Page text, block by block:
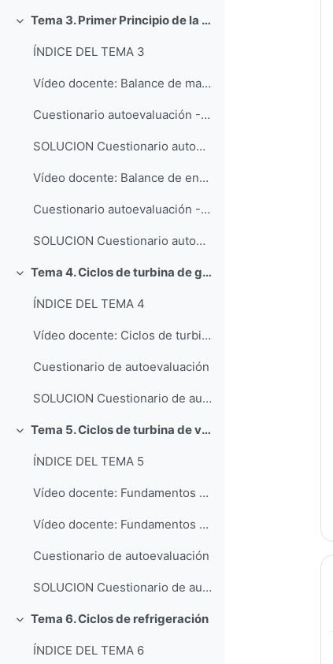
Colapsar Tema 3. Primer Principio de la Termodinámica aplicado a sistemas abiertos
ÍNDICE DEL TEMA 3
Vídeo docente: Balance de masa en sistemas abiertos
Cuestionario autoevaluación - Balance de masa
SOLUCION Cuestionario autoevaluación - Balance de masa
Vídeo docente: Balance de energía en sistemas abiertos
Cuestionario autoevaluación - Balance de energía
SOLUCION Cuestionario autoevaluación - Balance de energía
Colapsar Tema 4. Ciclos de turbina de gas
ÍNDICE DEL TEMA 4
Vídeo docente: Ciclos de turbina de gas
Cuestionario de autoevaluación
SOLUCION Cuestionario de autoevaluación
Colapsar Tema 5. Ciclos de turbina de vapor
ÍNDICE DEL TEMA 5
Vídeo docente: Fundamentos básicos de ciclos de potencia de vapor (Parte 1)
Vídeo docente: Fundamentos básicos de ciclos de potencia de vapor (Parte 2)
Cuestionario de autoevaluación
SOLUCION Cuestionario de autoevaluación
Colapsar
Tema 6. Ciclos de refrigeración
ÍNDICE DEL TEMA 6